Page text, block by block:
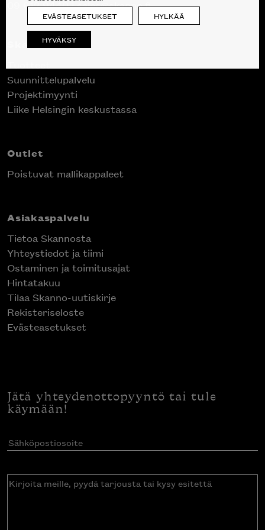
09 612 9440|sales@skanno.fi
Skanno
Suunnittelupalvelu
Projektimyynti
Liike Helsingin keskustassa
Outlet
Poistuvat mallikappaleet
Asiakaspalvelu
Tietoa Skannosta
Yhteystiedot ja tiimi
Ostaminen ja toimitusajat
Hintatakuu
Tilaa Skanno-uutiskirje
Rekisteriseloste
Evästeasetukset
Jätä yhteydenottopyyntö tai tule
käymään!
Sähköpostiosoite(Pakollinen)
Kirjoita
EVÄSTEASETUKSET HYLKÄÄ
HYVÄKSY